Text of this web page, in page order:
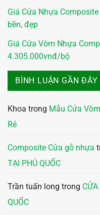
Giá Cửa Nhựa
bền, đẹp
Giá Cửa Vòm Nhựa
4.305.000vnđ/bộ
BÌNH LUẬN GẦN ĐÂY
Khoa trong Mẫu Cửa
Rẻ
Composite Cửa gỗ nhựa
TẠI PHÚ QUỐC
Trần tuấn long trong
QUỐC